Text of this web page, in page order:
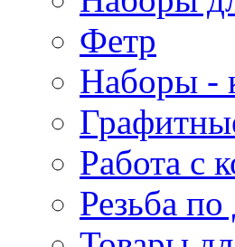
Фетр
Наборы -
Работа с
Резьба